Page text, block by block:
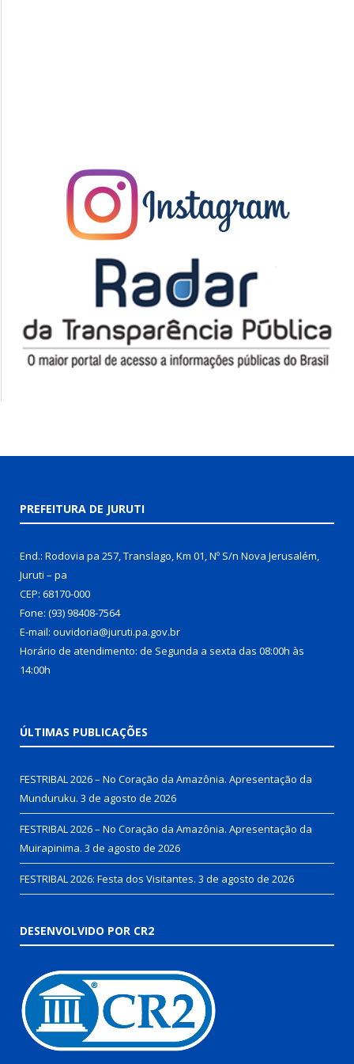
PREFEITURA DE JURUTI
End.: Rodovia pa 257, Translago, Km 01, Nº S/n Nova Jerusalém,
Juruti – pa
CEP: 68170-000
Fone: (93) 98408-7564
E-mail: ouvidoria@juruti.pa.gov.br
Horário de atendimento: de Segunda a sexta das 08:00h às
14:00h
ÚLTIMAS PUBLICAÇÕES
FESTRIBAL 2026 – No Coração da Amazônia. Apresentação da
Munduruku. 3 de agosto de 2026
FESTRIBAL 2026 – No Coração da Amazônia. Apresentação da
Muirapinima. 3 de agosto de 2026
FESTRIBAL 2026: Festa dos Visitantes. 3 de agosto de 2026
DESENVOLVIDO POR CR2